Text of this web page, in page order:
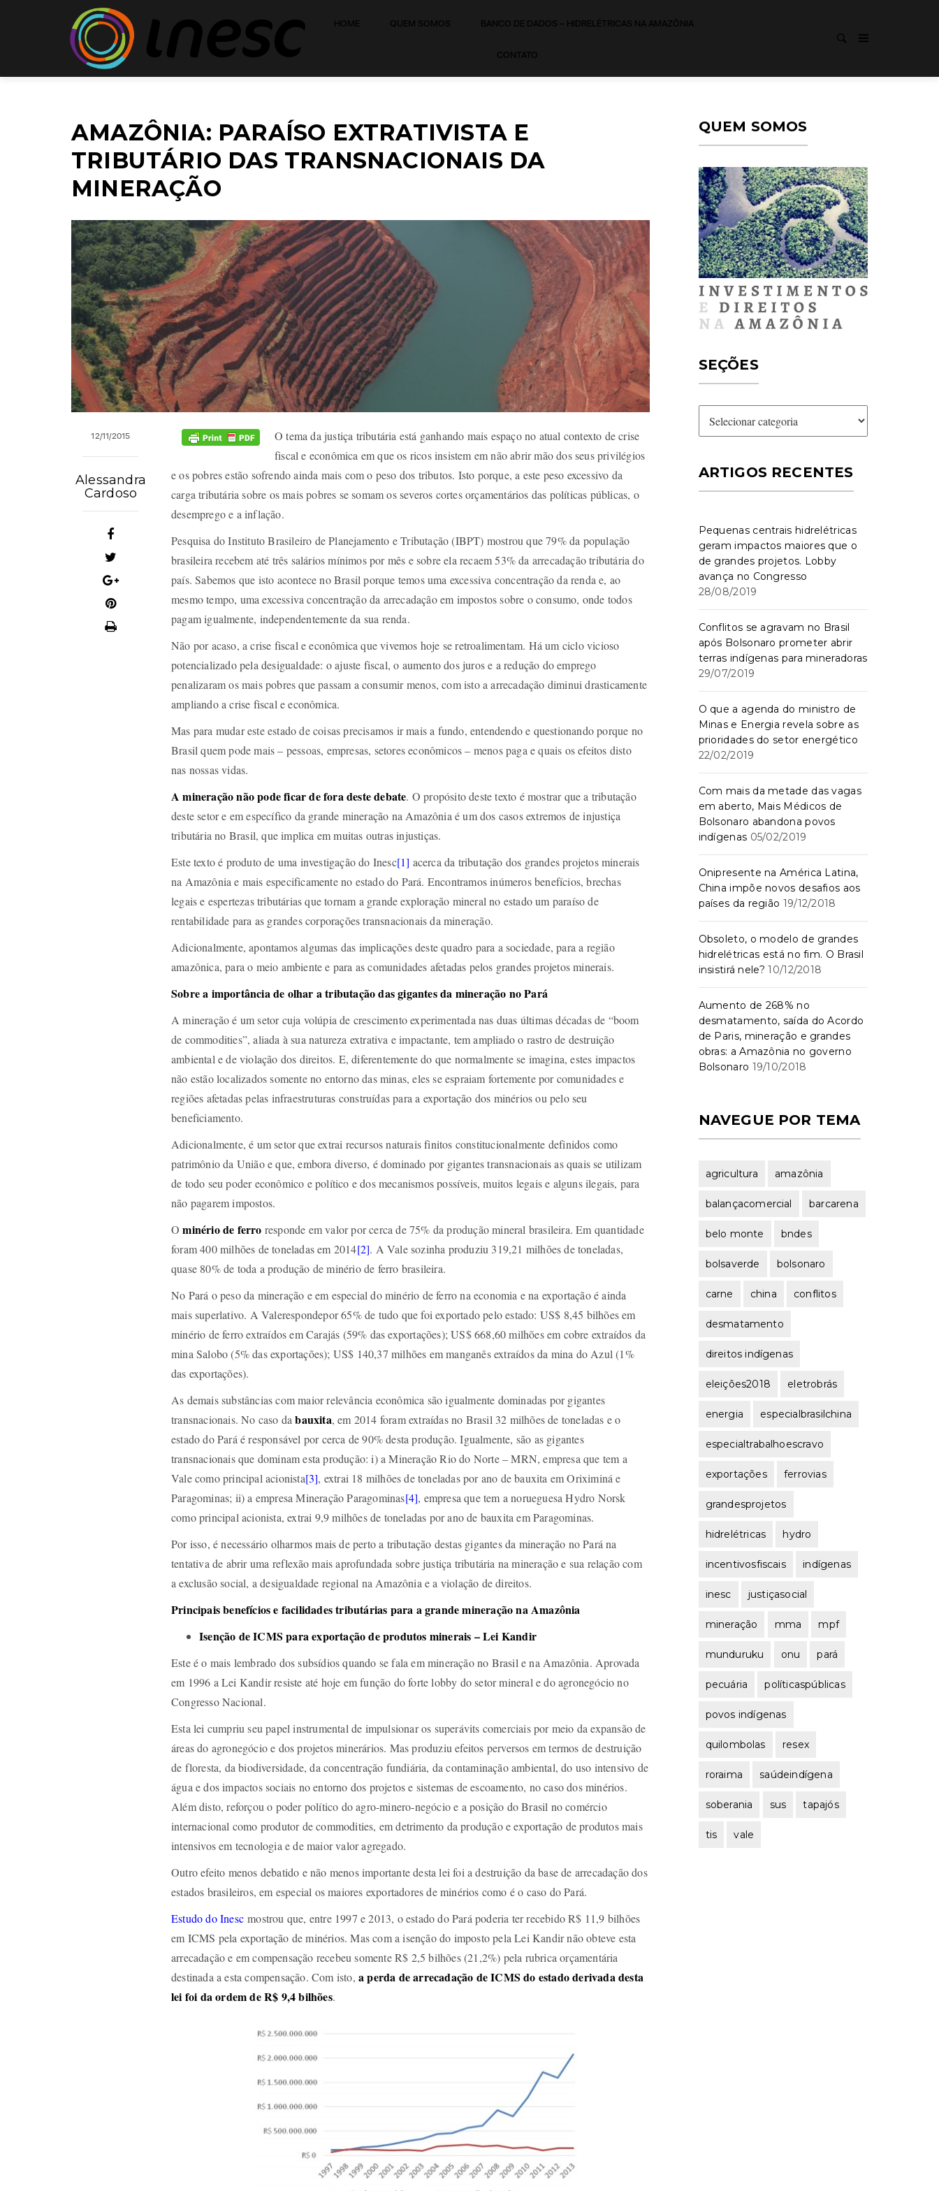
HOME QUEM SOMOS BANCO DE DADOS – HIDRELÉTRICAS NA AMAZÔNIA
CONTATO
AMAZÔNIA: PARAÍSO EXTRATIVISTA E
TRIBUTÁRIO DAS TRANSNACIONAIS DA
MINERAÇÃO
12/11/2015
Alessandra
Cardoso
O tema da justiça tributária está ganhando mais espaço no atual contexto de crise
fiscal e econômica em que os ricos insistem em não abrir mão dos seus privilégios
e os pobres estão sofrendo ainda mais com o peso dos tributos. Isto porque, a este peso excessivo da
carga tributária sobre os mais pobres se somam os severos cortes orçamentários das políticas públicas, o
desemprego e a inflação.
Pesquisa do Instituto Brasileiro de Planejamento e Tributação (IBPT) mostrou que 79% da população
brasileira recebem até três salários mínimos por mês e sobre ela recaem 53% da arrecadação tributária do
país. Sabemos que isto acontece no Brasil porque temos uma excessiva concentração da renda e, ao
mesmo tempo, uma excessiva concentração da arrecadação em impostos sobre o consumo, onde todos
pagam igualmente, independentemente da sua renda.
Não por acaso, a crise fiscal e econômica que vivemos hoje se retroalimentam. Há um ciclo vicioso
potencializado pela desigualdade: o ajuste fiscal, o aumento dos juros e a redução do emprego
penalizaram os mais pobres que passam a consumir menos, com isto a arrecadação diminui drasticamente
ampliando a crise fiscal e econômica.
Mas para mudar este estado de coisas precisamos ir mais a fundo, entendendo e questionando porque no
Brasil quem pode mais – pessoas, empresas, setores econômicos – menos paga e quais os efeitos disto
nas nossas vidas.
A mineração não pode ficar de fora deste debate. O propósito deste texto é mostrar que a tributação
deste setor e em específico da grande mineração na Amazônia é um dos casos extremos de injustiça
tributária no Brasil, que implica em muitas outras injustiças.
Este texto é produto de uma investigação do Inesc[1] acerca da tributação dos grandes projetos minerais
na Amazônia e mais especificamente no estado do Pará. Encontramos inúmeros benefícios, brechas
legais e espertezas tributárias que tornam a grande exploração mineral no estado um paraíso de
rentabilidade para as grandes corporações transnacionais da mineração.
Adicionalmente, apontamos algumas das implicações deste quadro para a sociedade, para a região
amazônica, para o meio ambiente e para as comunidades afetadas pelos grandes projetos minerais.
Sobre a importância de olhar a tributação das gigantes da mineração no Pará
A mineração é um setor cuja volúpia de crescimento experimentada nas duas últimas décadas de “boom
de commodities”, aliada à sua natureza extrativa e impactante, tem ampliado o rastro de destruição
ambiental e de violação dos direitos. E, diferentemente do que normalmente se imagina, estes impactos
não estão localizados somente no entorno das minas, eles se espraiam fortemente por comunidades e
regiões afetadas pelas infraestruturas construídas para a exportação dos minérios ou pelo seu
beneficiamento.
Adicionalmente, é um setor que extrai recursos naturais finitos constitucionalmente definidos como
patrimônio da União e que, embora diverso, é dominado por gigantes transnacionais as quais se utilizam
de todo seu poder econômico e político e dos mecanismos possíveis, muitos legais e alguns ilegais, para
não pagarem impostos.
Ominério de ferro responde em valor por cerca de 75% da produção mineral brasileira. Em quantidade
foram 400 milhões de toneladas em 2014[2]. A Vale sozinha produziu 319,21 milhões de toneladas,
quase 80% de toda a produção de minério de ferro brasileira.
No Pará o peso da mineração e em especial do minério de ferro na economia e na exportação é ainda
mais superlativo. A Valerespondepor 65% de tudo que foi exportado pelo estado: US$ 8,45 bilhões em
minério de ferro extraídos em Carajás (59% das exportações); US$ 668,60 milhões em cobre extraídos da
mina Salobo (5% das exportações); US$ 140,37 milhões em manganês extraídos da mina do Azul (1%
das exportações).
As demais substâncias com maior relevância econômica são igualmente dominadas por gigantes
transnacionais. No caso dabauxita, em 2014 foram extraídas no Brasil 32 milhões de toneladas e o
estado do Pará é responsável por cerca de 90% desta produção. Igualmente, são as gigantes
transnacionais que dominam esta produção: i) a Mineração Rio do Norte – MRN, empresa que tem a
Vale como principal acionista[3], extrai 18 milhões de toneladas por ano de bauxita em Oriximiná e
Paragominas; ii) a empresa Mineração Paragominas[4], empresa que tem a norueguesa Hydro Norsk
como principal acionista, extrai 9,9 milhões de toneladas por ano de bauxita em Paragominas.
Por isso, é necessário olharmos mais de perto a tributação destas gigantes da mineração no Pará na
tentativa de abrir uma reflexão mais aprofundada sobre justiça tributária na mineração e sua relação com
a exclusão social, a desigualdade regional na Amazônia e a violação de direitos.
Principais benefícios e facilidades tributárias para a grande mineração na Amazônia
Isenção de ICMS para exportação de produtos minerais – Lei Kandir
Este é o mais lembrado dos subsídios quando se fala em mineração no Brasil e na Amazônia. Aprovada
em 1996 a Lei Kandir resiste até hoje em função do forte lobby do setor mineral e do agronegócio no
Congresso Nacional.
Esta lei cumpriu seu papel instrumental de impulsionar os superávits comerciais por meio da expansão de
áreas do agronegócio e dos projetos minerários. Mas produziu efeitos perversos em termos de destruição
de floresta, da biodiversidade, da concentração fundiária, da contaminação ambiental, do uso intensivo de
água e dos impactos sociais no entorno dos projetos e sistemas de escoamento, no caso dos minérios.
Além disto, reforçou o poder político do agro-minero-negócio e a posição do Brasil no comércio
internacional como produtor de commodities, em detrimento da produção e exportação de produtos mais
intensivos em tecnologia e de maior valor agregado.
Outro efeito menos debatido e não menos importante desta lei foi a destruição da base de arrecadação dos
estados brasileiros, em especial os maiores exportadores de minérios como é o caso do Pará.
Estudo do Inescmostrou que, entre 1997 e 2013, o estado do Pará poderia ter recebido R$ 11,9 bilhões
em ICMS pela exportação de minérios. Mas com a isenção do imposto pela Lei Kandir não obteve esta
arrecadação e em compensação recebeu somente R$ 2,5 bilhões (21,2%) pela rubrica orçamentária
destinada a esta compensação. Com isto, a perda de arrecadação de ICMS do estado derivada desta
lei foi da ordem de R$ 9,4 bilhões.
QUEM SOMOS
SEÇÕES
Seções
ARTIGOS RECENTES
Pequenas centrais hidrelétricas
geram impactos maiores que o
de grandes projetos. Lobby
avança no Congresso
28/08/2019
Conflitos se agravam no Brasil
após Bolsonaro prometer abrir
terras indígenas para mineradoras
29/07/2019
O que a agenda do ministro de
Minas e Energia revela sobre as
prioridades do setor energético
22/02/2019
Com mais da metade das vagas
em aberto, Mais Médicos de
Bolsonaro abandona povos
indígenas 05/02/2019
Onipresente na América Latina,
China impõe novos desafios aos
países da região 19/12/2018
Obsoleto, o modelo de grandes
hidrelétricas está no fim. O Brasil
insistirá nele? 10/12/2018
Aumento de 268% no
desmatamento, saída do Acordo
de Paris, mineração e grandes
obras: a Amazônia no governo
Bolsonaro 19/10/2018
NAVEGUE POR TEMA
agricultura amazônia
balançacomercial barcarena
belo monte bndes
bolsaverde bolsonaro
carne china conflitos
desmatamento
direitos indígenas
eleições2018 eletrobrás
energia especialbrasilchina
especialtrabalhoescravo
exportações ferrovias
grandesprojetos
hidrelétricas hydro
incentivosfiscais indígenas
inesc justiçasocial
mineração mma mpf
munduruku onu pará
pecuária políticaspúblicas
povos indígenas
quilombolas resex
roraima saúdeindígena
soberania sus tapajós
tis vale